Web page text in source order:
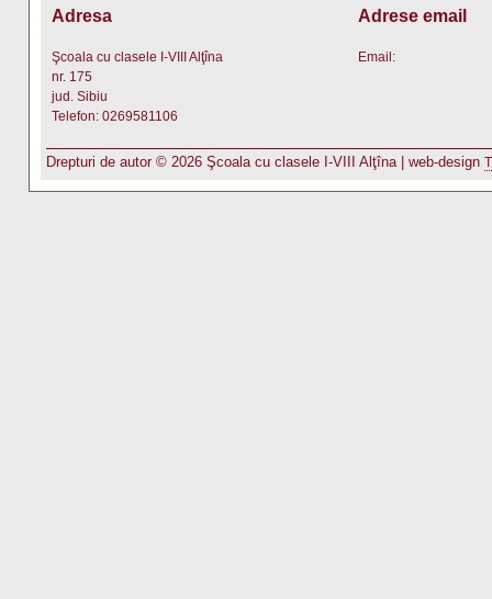
Adresa
Şcoala cu clasele I-VIII Alţîna
nr. 175
jud. Sibiu
Telefon: 0269581106
Adrese email
Email:
Drepturi de autor © 2026 Şcoala cu clasele I-VIII Alţîna | web-design